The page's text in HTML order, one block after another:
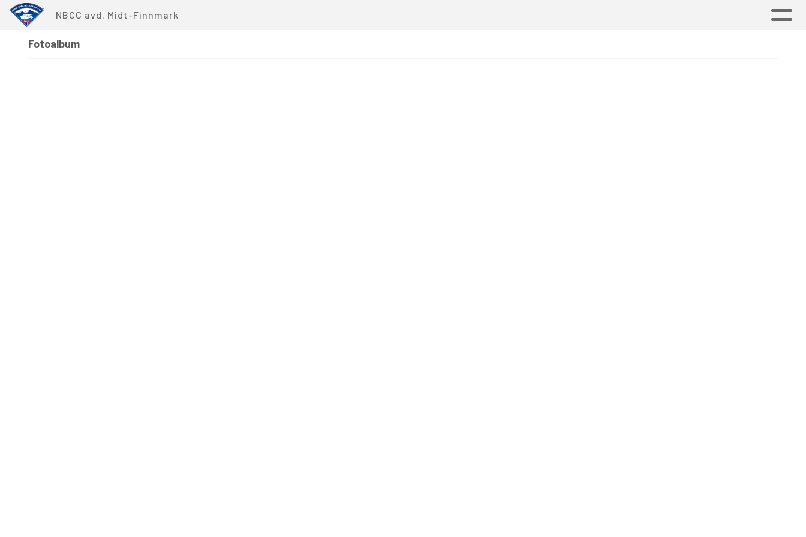
NBCC avd. Midt-Finnmark
Fotoalbum